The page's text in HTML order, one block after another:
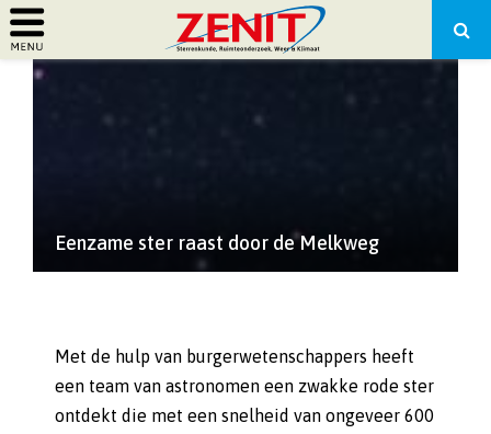
PRIMARY
Eenzame ster raast door de Melkweg
Met de hulp van burgerwetenschappers heeft
een team van astronomen een zwakke rode ster
ontdekt die met een snelheid van ongeveer 600